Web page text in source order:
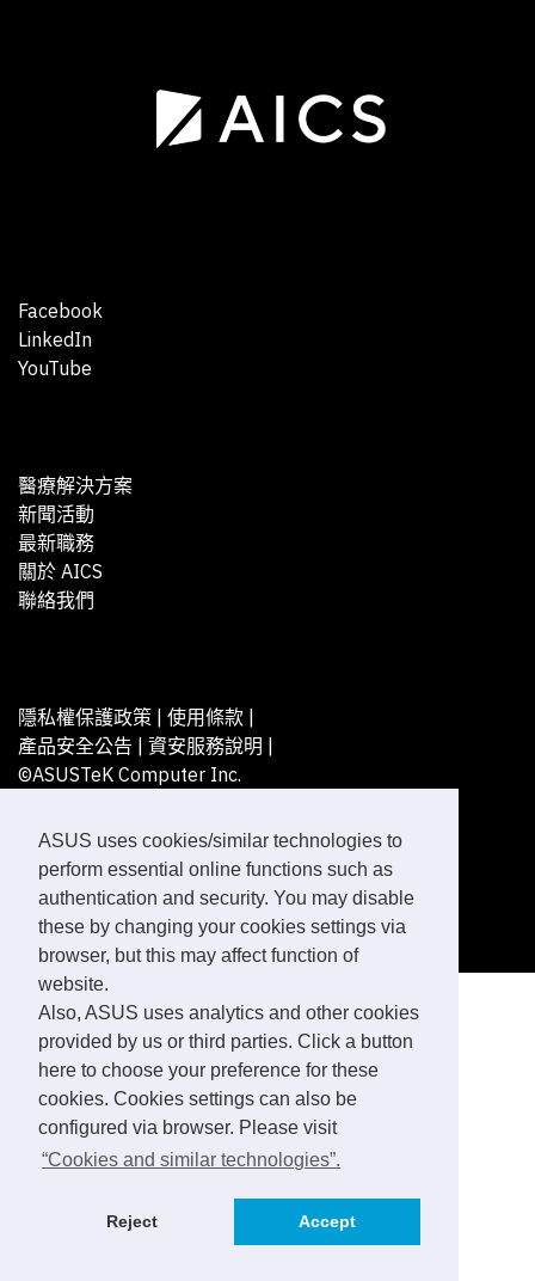
ASUS uses cookies/similar technologies to
perform essential online functions such as
authentication and security. You may disable
these by changing your cookies settings via
browser, but this may affect function of
website.
Also, ASUS uses analytics and other cookies
provided by us or third parties. Click a button
here to choose your preference for these
cookies. Cookies settings can also be
configured via browser. Please visit
“Cookies and similar technologies”.
Reject Accept
Facebook
LinkedIn
YouTube
醫療解決方案
新聞活動
最新職務
關於 AICS
聯絡我們
隱私權保護政策 使用條款
產品安全公告
資安服務說明
©ASUSTeK Computer Inc.